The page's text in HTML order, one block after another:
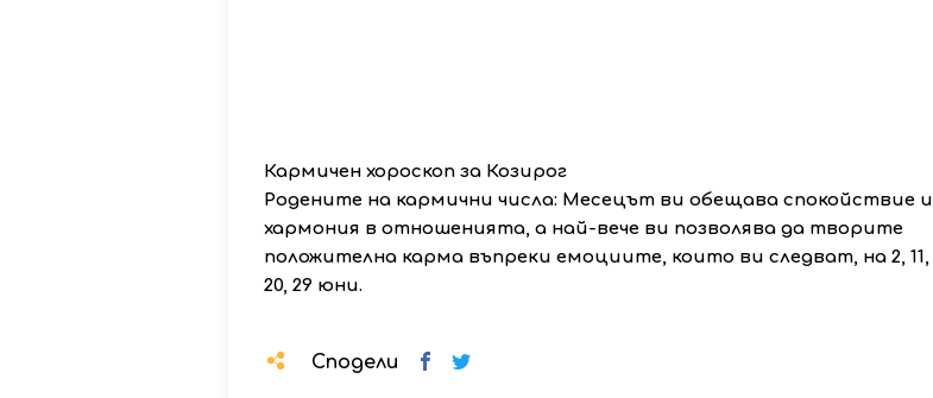
Кармичен хороскоп за Козирог
Родените на кармични числа: Месецът ви обещава спокойствие и
хармония в отношенията, а най-вече ви позволява да творите
положителна карма въпреки емоциите, които ви следват, на 2, 11,
20, 29 юни.
Сподели